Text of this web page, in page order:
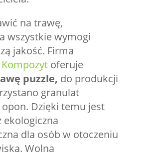
na trawę,
wszystkie wymogi
jakość. Firma
Kompozytoferuje
puzzle, do produkcji
granulat
Dzięki temu jest
ekologiczna
dla osób w otoczeniu
Wolna